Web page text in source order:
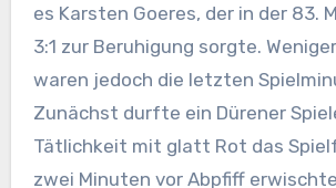
es Karsten Goeres, der in der 83.
3:1 zur Beruhigung sorgte.
waren jedoch die letzten
Zunächst durfte ein Dürener
Tätlichkeit mit glatt Rot das
zwei Minuten vor Abpfiff